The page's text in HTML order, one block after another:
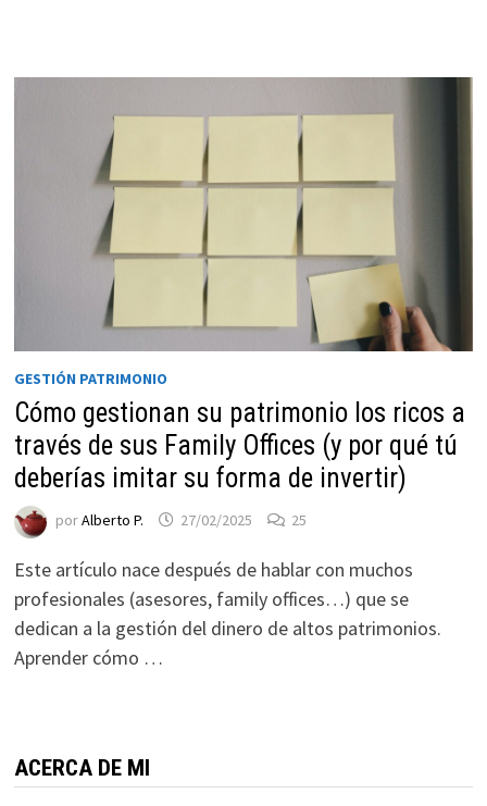
GESTIÓN PATRIMONIO
Cómo gestionan su patrimonio los ricos a
través de sus Family Offices (y por qué tú
deberías imitar su forma de invertir)
porAlberto P. 27/02/2025 25
Este artículo nace después de hablar con muchos
profesionales (asesores, family offices…) que se
dedican a la gestión del dinero de altos patrimonios.
Aprender cómo …
ACERCA DE MI
Marketing
Al compartir tus
intereses y
comportamiento
mientras visitas
nuestro sitio,
aumentas la
posibilidad de
ver contenido y